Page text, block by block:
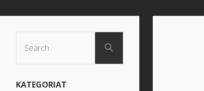
Search
KATEGORIAT